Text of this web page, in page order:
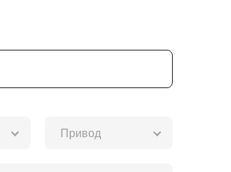
Привод